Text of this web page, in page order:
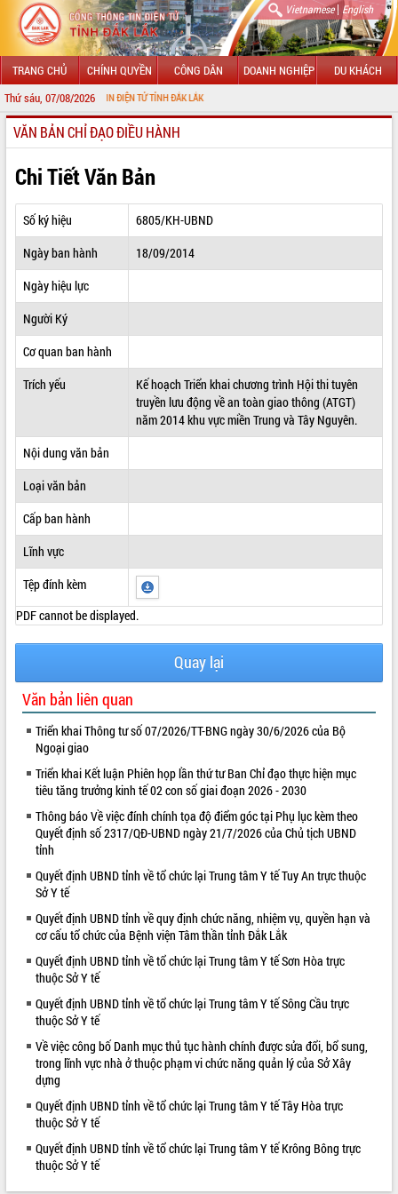
Vietnamese| English
TRANG CHỦ CHÍNH QUYỀN CÔNG DÂN DOANH NGHIỆP DU KHÁCH
Thứ sáu, 07/08/2026
THÔNG TIN ĐIỆN TỬ TỈNH ĐẮK LẮK
GIỚI THIỆU
LÃNH ĐẠO UBND TỈNH
TIN TỨC SỰ KIỆN
SỞ, BAN, NGÀNH
THÔNG TIN CHỈ ĐẠO ĐIỀU HÀNH
HỆ THỐNG VĂN BẢN
VĂN BẢN HĐND TỈNH
QUY HOẠCH - KẾ HOẠCH
VIDEO
Hội nghị UBND tỉnh Đắk Lắk thường kỳ
tháng 7/2026
Lễ truy tặng danh hiệu “Bà Mẹ Việt
Nam Anh hùng” và trao Huân chương
Lao động
vụ 6 tháng cuối năm 2026
Kỳ họp thứ Hai, Hội đồng nhân dân
tỉnh khóa XI quyết nghị nhiều nội dung
quan trọng
ALBUM ẢNH
VĂN BẢN CHỈ ĐẠO ĐIỀU HÀNH
Chi Tiết Văn Bản
Số ký hiệu
6805/KH-UBND
Ngày ban hành
18/09/2014
Ngày hiệu lực
Người Ký
Cơ quan ban hành
Trích yếu
Kế hoạch Triển khai chương trình Hội thi tuyên
truyền lưu động về an toàn giao thông (ATGT)
năm 2014 khu vực miền Trung và Tây Nguyên.
Nội dung văn bản
Loại văn bản
Cấp ban hành
Lĩnh vực
Tệp đính kèm
PDF cannot be displayed.
Quay lại
Văn bản liên quan
Triển khai Thông tư số 07/2026/TT-BNG ngày 30/6/2026 của Bộ
Ngoại giao
Triển khai Kết luận Phiên họp lần thứ tư Ban Chỉ đạo thực hiện mục
tiêu tăng trưởng kinh tế 02 con số giai đoạn 2026 - 2030
Thông báo Về việc đính chính tọa độ điểm góc tại Phụ lục kèm theo
Quyết định số 2317/QĐ-UBND ngày 21/7/2026 của Chủ tịch UBND
tỉnh
Quyết định UBND tỉnh về tổ chức lại Trung tâm Y tế Tuy An trực thuộc
Sở Y tế
Quyết định UBND tỉnh về quy định chức năng, nhiệm vụ, quyền hạn và
cơ cấu tổ chức của Bệnh viện Tâm thần tỉnh Đắk Lắk
Quyết định UBND tỉnh về tổ chức lại Trung tâm Y tế Sơn Hòa trực
thuộc Sở Y tế
Quyết định UBND tỉnh về tổ chức lại Trung tâm Y tế Sông Cầu trực
thuộc Sở Y tế
Về việc công bố Danh mục thủ tục hành chính được sửa đổi, bổ sung,
trong lĩnh vực nhà ở thuộc phạm vi chức năng quản lý của Sở Xây
dựng
Quyết định UBND tỉnh về tổ chức lại Trung tâm Y tế Tây Hòa trực
thuộc Sở Y tế
Quyết định UBND tỉnh về tổ chức lại Trung tâm Y tế Krông Bông trực
thuộc Sở Y tế